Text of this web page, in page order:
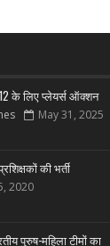
के लिए प्लेयर्स ऑक्शन
May 31, 2025
की भर्ती
2020
पुरुष-महिला टीमों का